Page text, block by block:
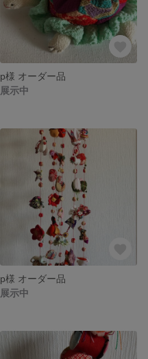
p様 オーダー品
展示中
p様 オーダー品
展示中